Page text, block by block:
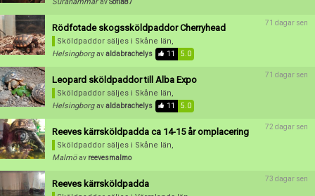
avSofia87
Rödfotade skogssköldpaddor Cherryhead
Sköldpaddor säljes i Skåne län,
Helsingborg avaldabrachelys 11 5.0
71 dagar sen
Leopard sköldpaddor till Alba Expo
Sköldpaddor säljes i Skåne län,
Helsingborg avaldabrachelys 11 5.0
71 dagar sen
Reeves kärrsköldpadda ca 14-15 år omplacering
Sköldpaddor säljes i Skåne län,
Malmö av reevesmalmo
72 dagar sen
Reeves kärrsköldpadda 73 dagar sen